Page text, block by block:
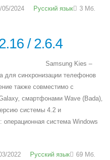
05/2024 Русский язык 3 Мб.
/ 2.6.4
Samsung Kies –
для синхронизации телефонов
также совместимо с
смартфонами Wave (Bada),
системы 4.2 и
система Windows
2022 Русский язык 69 Мб.